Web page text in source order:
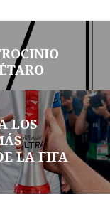
LOS
LA FIFA